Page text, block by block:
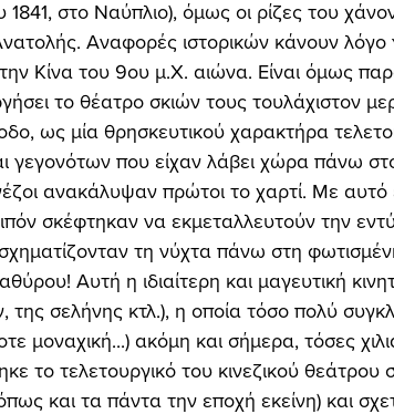
1841, στο Ναύπλιο), όμως οι ρίζες του
Αναφορές ιστορικών κάνουν λόγο
Κίνα του 9ου μ.Χ. αιώνα. Είναι όμως
το θέατρο σκιών τους τουλάχιστον
ως μία θρησκευτικού χαρακτήρα
γεγονότων που είχαν λάβει χώρα πάνω
σκέφτηκαν να εκμεταλλευτούν την
τη νύχτα πάνω στη
Αυτή η ιδιαίτερη και μαγευτική
σελήνης κτλ.), η οποία τόσο πολύ
μοναχική...) ακόμη και σήμερα, τόσες
το τελετουργικό του κινεζικού θεάτρου
και τα πάντα την εποχή εκείνη) και